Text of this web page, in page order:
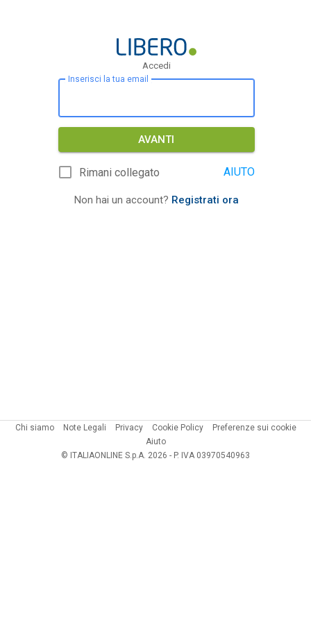
Accedi
Inserisci la tua email
AVANTI
Rimani collegato AIUTO
Non hai un account? Registrati ora
Chi siamo Note Legali Privacy Cookie Policy
Preferenze sui cookie
Aiuto
© ITALIAONLINE S.p.A. 2026 - P. IVA 03970540963